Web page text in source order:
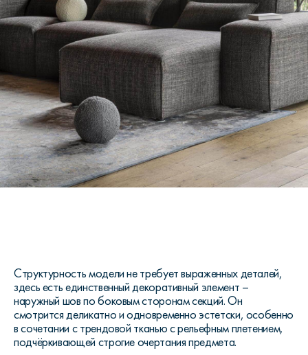
Структурность модели не требует выраженных деталей,
здесь есть единственный декоративный элемент –
наружный шов по боковым сторонам секций. Он
смотрится деликатно и одновременно эстетски, особенно
в сочетании с трендовой тканью с рельефным плетением,
подчёркивающей строгие очертания предмета.